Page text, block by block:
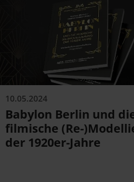
10.05.2024
Babylon Berlin und
filmische (Re-
der 1920er-Jahre